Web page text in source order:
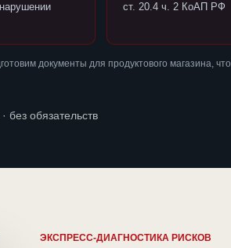
ст. 20.4 ч. 2 КоАП РФ
документы для продуктового магазина,
без обязательств
ЭКСПРЕСС-ДИАГНОСТИКА РИСКОВ